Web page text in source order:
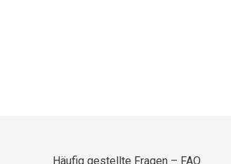
Häufig gestellte Fragen – FAQ